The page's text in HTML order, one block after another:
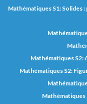
Mathématiques S1: Solides
Mathématiques
Mathématiques S2:
Mathématiques